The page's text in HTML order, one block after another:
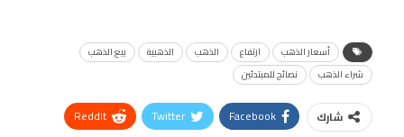
أسعار الذهب ارتفاع الذهب الذهبية
بيع الذهب
شراء الذهب
نصائح للمبتدئين
شارك Facebook
Twitter
ReddIt